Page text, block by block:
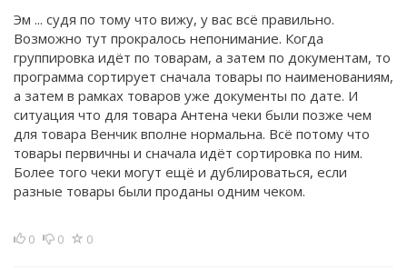
Эм ... судя по тому что вижу, у вас всё правильно.
Возможно тут прокралось непонимание. Когда
группировка идёт по товарам, а затем по документам, то
программа сортирует сначала товары по наименованиям,
а затем в рамках товаров уже документы по дате. И
ситуация что для товара Антена чеки были позже чем
для товара Венчик вполне нормальна. Всё потому что
товары первичны и сначала идёт сортировка по ним.
Более того чеки могут ещё и дублироваться, если
разные товары были проданы одним чеком.
0 0 0